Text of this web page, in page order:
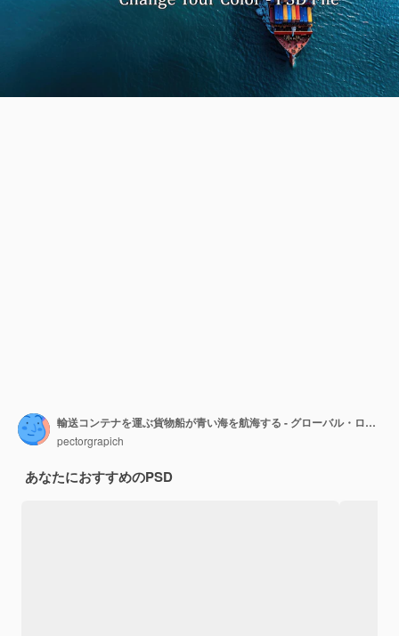
輸送コンテナを運ぶ貨物船が青い海を航海する - グローバル・ロジスティック・トランスポート・インポート・エクスポート・サプライチェーン・コンセプト
pectorgrapich
あなたにおすすめのPSD